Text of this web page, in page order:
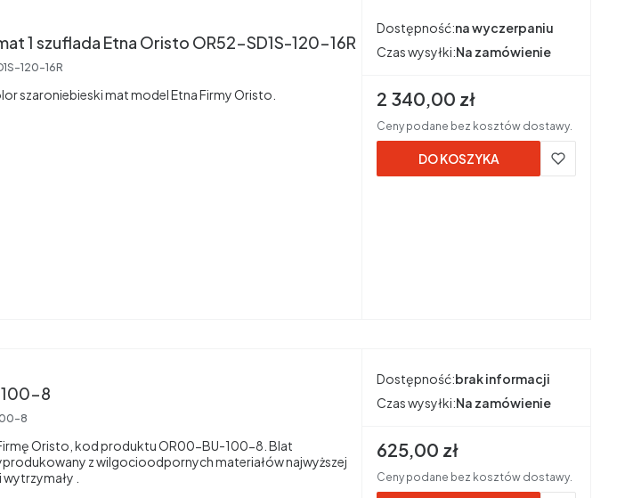
szaroniebieski mat 1 szuflada Etna Oristo OR52-SD1S-120-16R
120-16R
szaroniebieski mat model Etna Firmy Oristo.
Dostępność:na wyczerpaniu
Czas wysyłki:Na zamówienie
Cena brutto
2 340,00 zł
Ceny podane bez kosztów dostawy.
DO KOSZYKA
BU-100-8
8
Oristo, kod produktu OR00-BU-100-8. Blat
z wilgocioodpornych materiałów najwyższej
.
Dostępność:brak informacji
Czas wysyłki:Na zamówienie
Cena brutto
625,00 zł
Ceny podane bez kosztów dostawy.